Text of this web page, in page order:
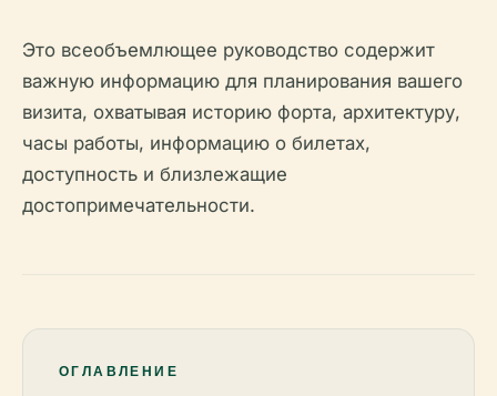
Это всеобъемлющее руководство содержит
важную информацию для планирования вашего
визита, охватывая историю форта, архитектуру,
часы работы, информацию о билетах,
доступность и близлежащие
достопримечательности.
ОГЛАВЛЕНИЕ